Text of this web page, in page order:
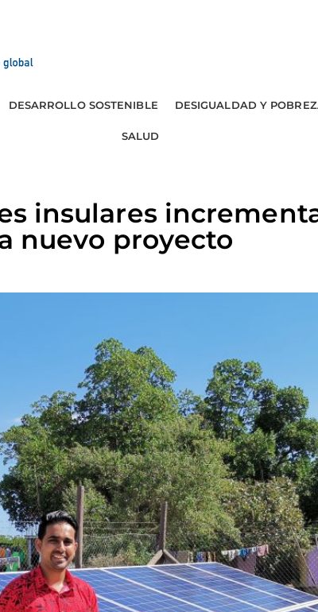
DESARROLLO SOSTENIBLE DESIGUALDAD Y
SALUD
insulares
nuevo proyecto